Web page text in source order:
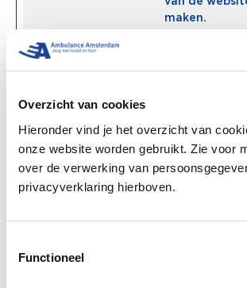
Overzicht van cookies
Hieronder vind je het overzicht van
onze website worden gebruikt. Zie voor
over de verwerking van
privacyverklaring hierboven.
Functioneel
maken.
rc::c Google
onderscheid
what-
intent
ambulanc
eamsterd
am.nl
Bepaalt het
apparaat dat
wordt
toegang te